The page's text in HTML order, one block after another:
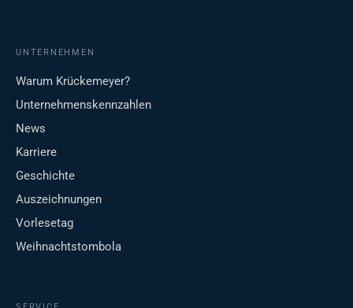
UNTERNEHMEN
Warum Krückemeyer?
Unternehmenskennzahlen
News
Karriere
Geschichte
Auszeichnungen
Vorlesetag
Weihnachtstombola